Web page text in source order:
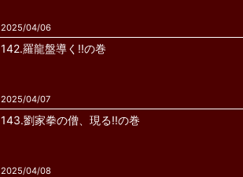
2025/04/06
142.羅龍盤導く!!の巻
2025/04/07
143.劉家拳の僧、現る!!の巻
2025/04/08